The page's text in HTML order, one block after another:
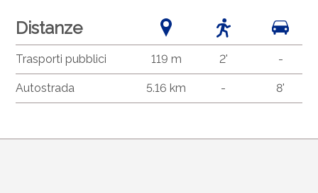
Distanze
Trasporti pubblici 119 m 2' -
Autostrada 5.16 km - 8'